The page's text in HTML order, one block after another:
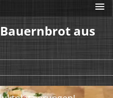
aus